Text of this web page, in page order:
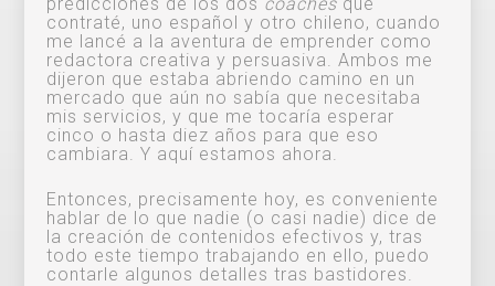
contraté, uno español y otro chileno, cuando
me lancé a la aventura de emprender como
redactora creativa y persuasiva. Ambos me
dijeron que estaba abriendo camino en un
mercado que aún no sabía que necesitaba
mis servicios, y que me tocaría esperar
cinco o hasta diez años para que eso
cambiara. Y aquí estamos ahora.
Entonces, precisamente hoy, es conveniente
hablar de lo que nadie (o casi nadie) dice de
la creación de contenidos efectivos y, tras
todo este tiempo trabajando en ello, puedo
contarle algunos detalles tras bastidores.